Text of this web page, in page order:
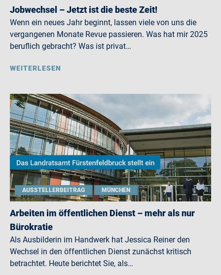
Jobwechsel – Jetzt ist die beste Zeit!
Wenn ein neues Jahr beginnt, lassen viele von uns die
vergangenen Monate Revue passieren. Was hat mir 2025
beruflich gebracht? Was ist privat…
WEITERLESEN
AUSSTELLERBEITRAG MÜNCHEN
Arbeiten im öffentlichen Dienst – mehr als nur
Bürokratie
Als Ausbilderin im Handwerk hat Jessica Reiner den
Wechsel in den öffentlichen Dienst zunächst kritisch
betrachtet. Heute berichtet Sie, als…